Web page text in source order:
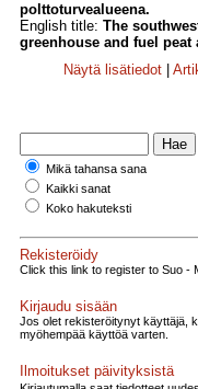
polttoturvealueena.
English title: The
greenhouse and fuel peat
Näytä lisätiedot
Mikä tahansa sana
Kaikki sanat
Koko hakuteksti
Rekisteröidy
Click this link to register to Suo -
Kirjaudu sisään
Jos olet rekisteröitynyt käyttäjä,
myöhempää käyttöä varten.
Ilmoitukset päivityksistä